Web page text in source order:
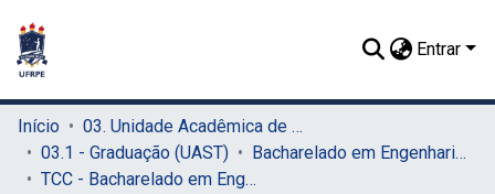
Entrar
Início
03. Unidade Acadêmica de Serra Talhada (UAST)
03.1 - Graduação (UAST)
Bacharelado em Engenharia de Pesca (UAST)
TCC - Bacharelado em Engenharia de Pesca (UAST)